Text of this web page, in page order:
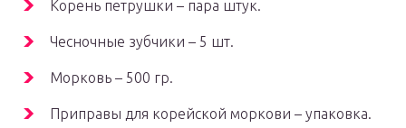
Корень петрушки – пара штук.
Чесночные зубчики – 5 шт.
Морковь – 500 гр.
Приправы для корейской моркови – упаковка.